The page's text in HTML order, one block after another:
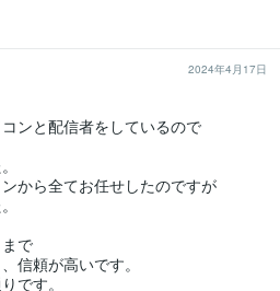
2024年4月17日
ンと配信者をしているので
から全てお任せしたのですが
で
信頼が高いです。
です。